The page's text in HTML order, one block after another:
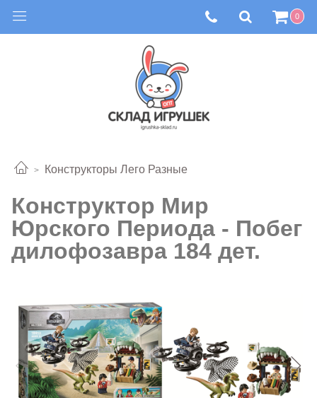
0
Конструкторы Лего Разные
Конструктор Мир
Юрского Периода - Побег
дилофозавра 184 дет.